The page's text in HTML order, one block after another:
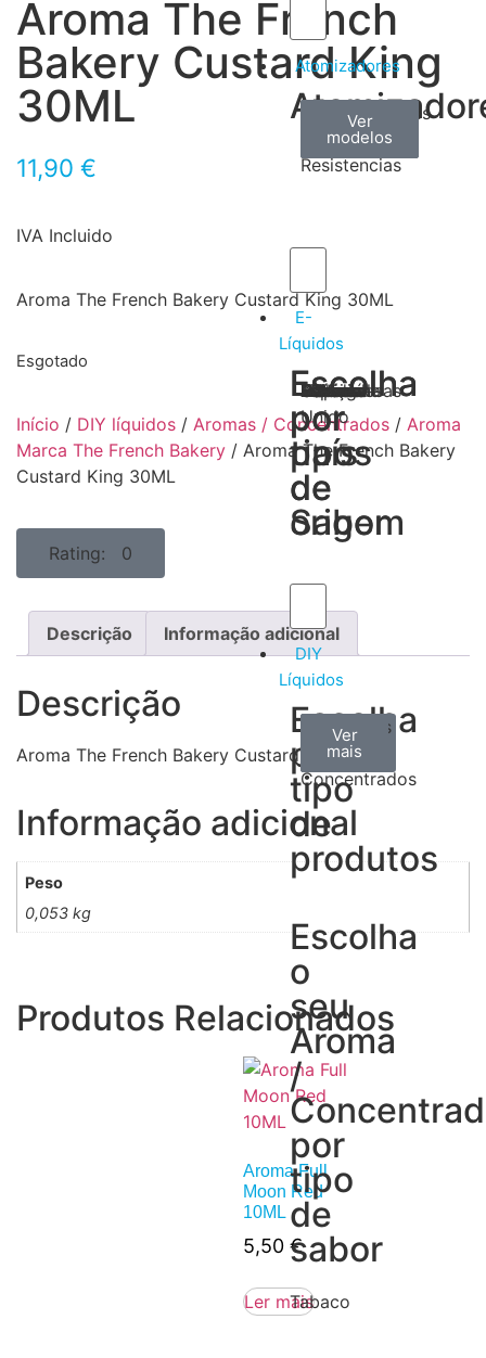
Atomizadores
Claromizadores
Ver
modelos
Reconstruíveis
Ver
modelos
Resistencias
Ver
modelos
E-
Líquidos
Escolha
por
tipos
de
Sabor
Tabaco
Frutas
Bebidas
Frescos
Sobremesas
Escolha
por
país
de
origem
Portugal
Alemanha
USA
Reino
Unido
Canadá
França
Malásia
Filipinas
Espanha
Polónia
Grécia
DIY
Líquidos
Escolha
por
tipo
de
produtos
Aromas
Concentrados
Ver
todos
Bases
Ver
mais
Accesorios
Ver
mais
Escolha
o
seu
Aroma
/
por
tipo
de
sabor
Tabaco
Aroma The French
Bakery Custard King
30ML
11,90 €
IVA Incluido
Aroma The French Bakery Custard King 30ML
Esgotado
Início / DIY líquidos / Aromas / Concentrados / Aroma
Marca The French Bakery / Aroma The French Bakery
Custard King 30ML
Rating: 0
Descrição Informação adicional
Descrição
Aroma The French Bakery Custard King 30ML
Informação adicional
Peso
0,053 kg
Produtos Relacionados
Aroma Full
Moon Red
10ML
5,50 €
Ler mais